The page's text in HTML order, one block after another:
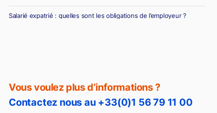
Vous voulez plus d’informations ?
Contactez nous au +33(0)1 56 79 11 00
Salarié expatrié : quelles sont les obligations de l’employeur ?